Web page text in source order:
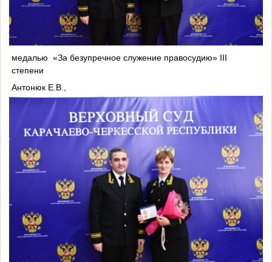
медалью «За безупречное служение правосудию» III
степени
Антонюк Е.В.,